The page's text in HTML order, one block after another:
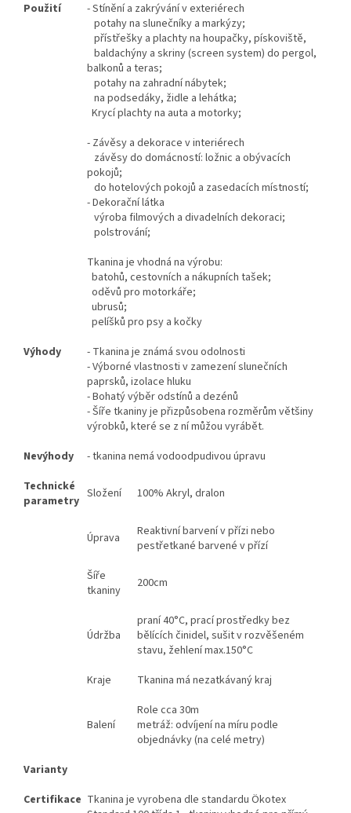
Použití
- Stínění a zakrývání v exteriérech
potahy na slunečníky a markýzy;
přístřešky a plachty na houpačky, pískoviště,
baldachýny a skriny (screen system) do pergol,
balkonů a teras;
potahy na zahradní nábytek;
na podsedáky, židle a lehátka;
Krycí plachty na auta a motorky;
- Závěsy a dekorace v interiérech
závěsy do domácností: ložnic a obývacích
pokojů;
do hotelových pokojů a zasedacích místností;
- Dekorační látka
výroba filmových a divadelních dekoraci;
polstrování;
Tkanina je vhodná na výrobu:
batohů, cestovních a nákupních tašek;
oděvů pro motorkáře;
ubrusů;
pelíšků pro psy a kočky
Výhody
- Tkanina je známá svou odolnosti
- Výborné vlastnosti v zamezení slunečních
paprsků, izolace hluku
- Bohatý výběr odstínů a dezénů
- Šíře tkaniny je přizpůsobena rozměrům většiny
výrobků, které se z ní můžou vyrábět.
Nevýhody
- tkanina nemá vodoodpudivou úpravu
Technické
parametry Složení 100% Akryl, dralon
Úprava
Reaktivní barvení v přízi nebo
pestřetkané barvené v přízí
Šíře
tkaniny
200cm
Údržba
praní 40°C, prací prostředky bez
bělících činidel, sušit v rozvěšeném
stavu, žehlení max.150°C
Kraje
Tkanina má nezatkávaný kraj
Balení
Role cca 30m
metráž: odvíjení na míru podle
objednávky (na celé metry)
Varianty
Certifikace Tkanina je vyrobena dle standardu Ökotex